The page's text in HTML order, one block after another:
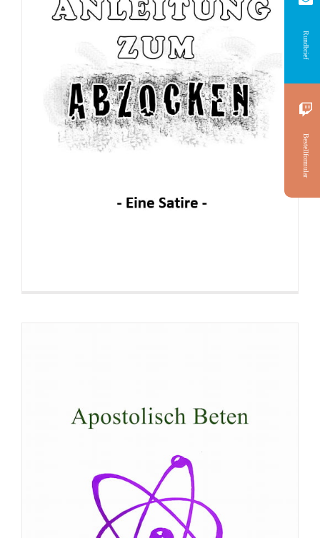
Broschüre: Apostolische Gebete
Rundbrief
Bestellformular